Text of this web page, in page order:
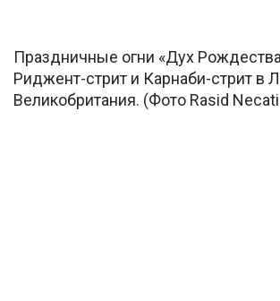
Праздничные огни «Дух
Риджент-стрит и Карнаби-стрит в
Великобритания. (Фото Rasid